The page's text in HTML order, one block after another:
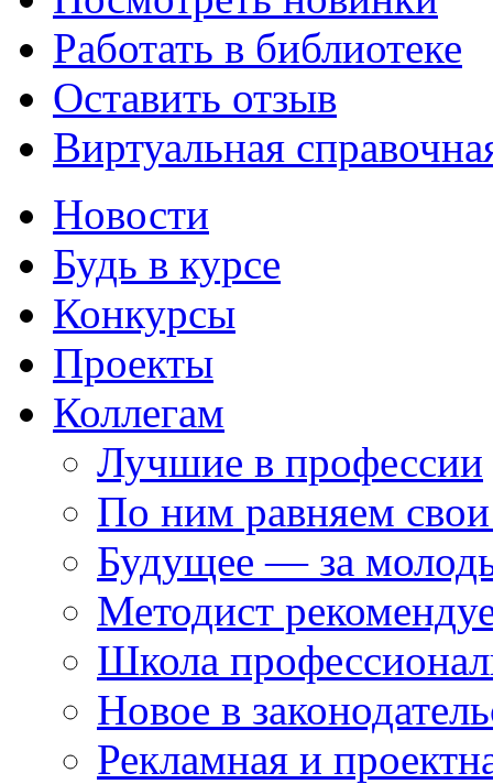
Работать в библиотеке
Оставить отзыв
Виртуальная
Новости
Будь в курсе
Конкурсы
Проекты
Коллегам
Лучшие в профессии
По ним равняем
Будущее — за
Методист
Школа
Новое в
Рекламная и